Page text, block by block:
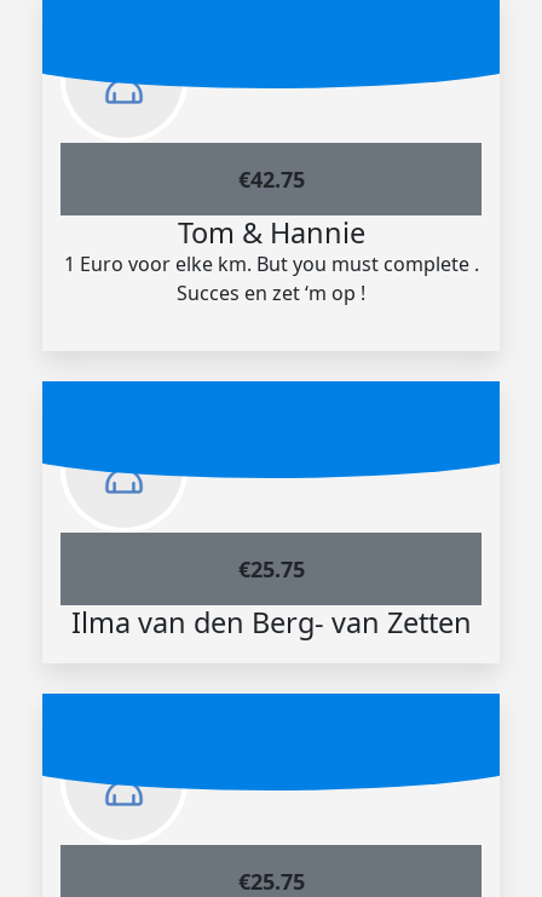
€42.75
Tom & Hannie
1 Euro voor elke km. But you must complete .
Succes en zet ‘m op !
€25.75
Ilma van den Berg- van Zetten
€25.75